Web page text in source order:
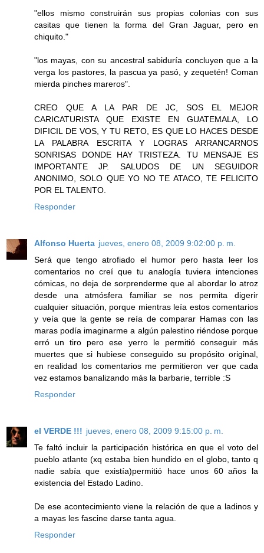
"ellos mismo construirán sus propias colonias con sus
casitas que tienen la forma del Gran Jaguar, pero en
chiquito."
"los mayas, con su ancestral sabiduría concluyen que a la
verga los pastores, la pascua ya pasó, y zequetén! Coman
mierda pinches mareros".
CREO QUE A LA PAR DE JC, SOS EL MEJOR
CARICATURISTA QUE EXISTE EN GUATEMALA, LO
DIFICIL DE VOS, Y TU RETO, ES QUE LO HACES DESDE
LA PALABRA ESCRITA Y LOGRAS ARRANCARNOS
SONRISAS DONDE HAY TRISTEZA. TU MENSAJE ES
IMPORTANTE JP. SALUDOS DE UN SEGUIDOR
ANONIMO, SOLO QUE YO NO TE ATACO, TE FELICITO
POR EL TALENTO.
Responder
Alfonso Huerta jueves, enero 08, 2009 9:02:00 p. m.
Será que tengo atrofiado el humor pero hasta leer los
comentarios no creí que tu analogía tuviera intenciones
cómicas, no deja de sorprenderme que al abordar lo atroz
desde una atmósfera familiar se nos permita digerir
cualquier situación, porque mientras leía estos comentarios
y veía que la gente se reía de comparar Hamas con las
maras podía imaginarme a algún palestino riéndose porque
erró un tiro pero ese yerro le permitió conseguir más
muertes que si hubiese conseguido su propósito original,
en realidad los comentarios me permitieron ver que cada
vez estamos banalizando más la barbarie, terrible :S
Responder
el VERDE !!! jueves, enero 08, 2009 9:15:00 p. m.
Te faltó incluir la participación histórica en que el voto del
pueblo atlante (xq estaba bien hundido en el globo, tanto q
nadie sabía que existía)permitió hace unos 60 años la
existencia del Estado Ladino.
De ese acontecimiento viene la relación de que a ladinos y
a mayas les fascine darse tanta agua.
Responder